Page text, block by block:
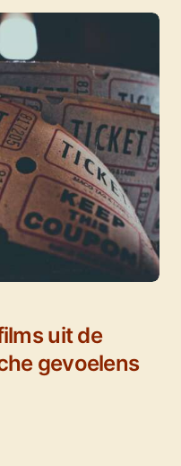
uit de
gevoelens